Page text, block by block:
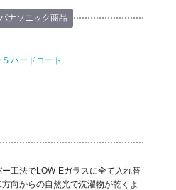
ナソニック商品
ハードコート
工法でLOW-Eガラスに全て入れ替
向からの自然光で洗濯物が乾くよ